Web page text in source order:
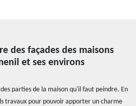
des façades des maisons
et ses environs
des parties de la maison qu'il faut peindre. En
travaux pour pouvoir apporter un charme